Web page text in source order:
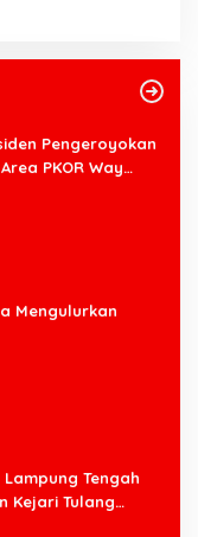
Pengeroyokan
PKOR Way
Mengulurkan
Tengah
Kejari Tulang